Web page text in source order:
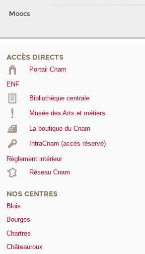
Moocs
ACCÈS DIRECTS
Portail Cnam
ENF
Bibliothèque centrale
Musée des Arts et métiers
La boutique du Cnam
IntraCnam (accès réservé)
Règlement intérieur
Réseau Cnam
NOS CENTRES
Blois
Bourges
Chartres
Châteauroux